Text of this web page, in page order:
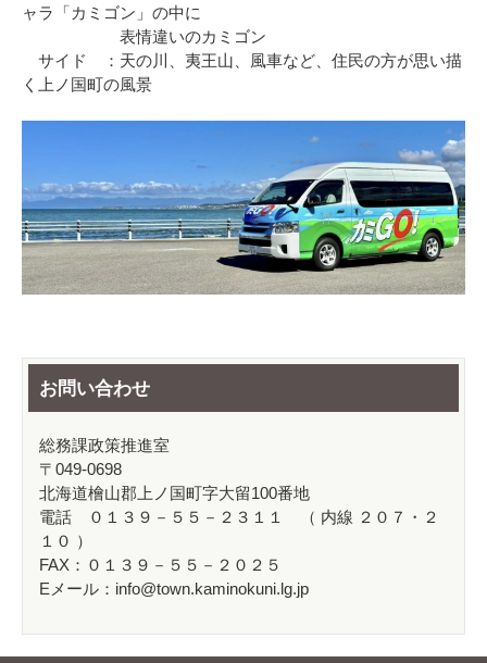
ャラ「カミゴン」の中に
表情違いのカミゴン
サイド ：天の川、夷王山、風車など、住民の方が思い描
く上ノ国町の風景
お問い合わせ
総務課政策推進室
〒049-0698
北海道檜山郡上ノ国町字大留100番地
電話 ０１３９－５５－２３１１ （ 内線 ２０７・２
１０ ）
FAX：０１３９－５５－２０２５
Eメール：info@town.kaminokuni.lg.jp